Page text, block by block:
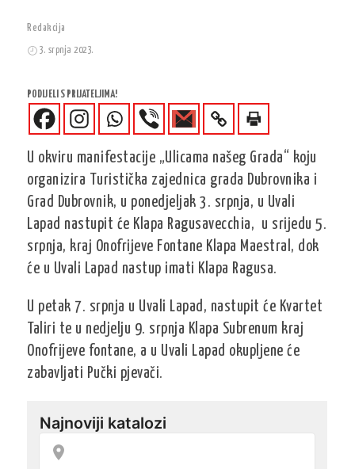
Redakcija
3. srpnja 2023.
PODIJELI S PRIJATELJIMA!
U okviru manifestacije „Ulicama našeg Grada“ koju
organizira Turistička zajednica grada Dubrovnika i
Grad Dubrovnik, u ponedjeljak 3. srpnja, u Uvali
Lapad nastupit će Klapa Ragusavecchia, u srijedu 5.
srpnja, kraj Onofrijeve Fontane Klapa Maestral, dok
će u Uvali Lapad nastup imati Klapa Ragusa.
U petak 7. srpnja u Uvali Lapad, nastupit će Kvartet
Taliri te u nedjelju 9. srpnja Klapa Subrenum kraj
Onofrijeve fontane, a u Uvali Lapad okupljene će
zabavljati Pučki pjevači.